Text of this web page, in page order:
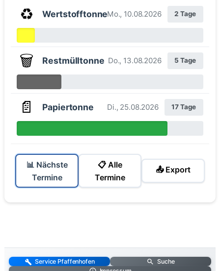
♻️ WertstofftonneMo., 10.08.2026 2 Tage
🗑️ Restmülltonne Do., 13.08.2026 5 Tage
📄 Papiertonne Di., 25.08.2026 17 Tage
📊 Nächste
Termine
📋 Alle
Termine
📤 Export
Service Pfaffenhofen
Suche